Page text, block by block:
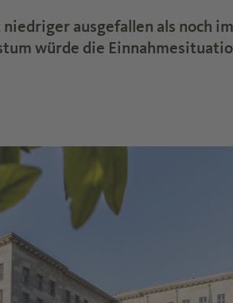
ausgefallen als noch
würde die